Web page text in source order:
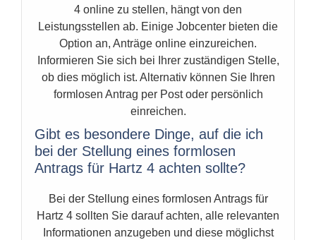
4 online zu stellen, hängt von den
Leistungsstellen ab. Einige Jobcenter bieten die
Option an, Anträge online einzureichen.
Informieren Sie sich bei Ihrer zuständigen Stelle,
ob dies möglich ist. Alternativ können Sie Ihren
formlosen Antrag per Post oder persönlich
einreichen.
Gibt es besondere Dinge, auf die ich
bei der Stellung eines formlosen
Antrags für Hartz 4 achten sollte?
Bei der Stellung eines formlosen Antrags für
Hartz 4 sollten Sie darauf achten, alle relevanten
Informationen anzugeben und diese möglichst